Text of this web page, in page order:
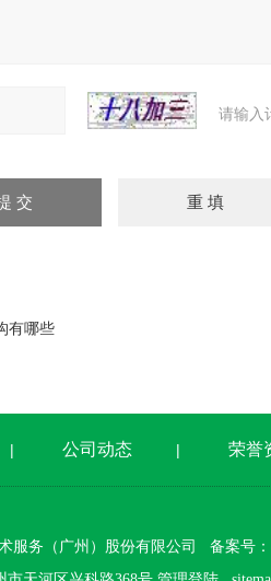
请输入
有哪些
| 公司动态 | 荣誉
服务（广州）股份有限公司 备案号